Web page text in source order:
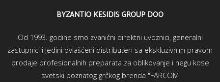
BYZANTIO KESIDIS GROUP DOO
Od 1993. godine smo zvanični direktni uvoznici, generalni
zastupnici i jedini ovlašćeni distributeri sa ekskluzivnim pravom
prodaje profesionalnih preparata za oblikovanje i negu kose
svetski poznatog grčkog brenda "FARCOM